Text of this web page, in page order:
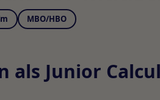
MBO/HBO
als Junior